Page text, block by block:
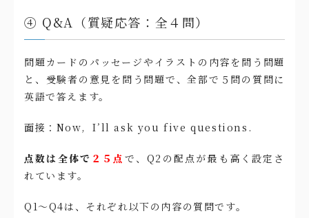
④ Q&A（質疑応答：全４問）
問題カードのパッセージやイラストの内容を問う問題
と、受験者の意見を問う問題で、全部で５問の質問に
英語で答えます。
面接：Now, I’ll ask you five questions.
点数は全体で ２５点 で、Q2の配点が最も高く設定さ
れています。
Q1〜Q4は、それぞれ以下の内容の質問です。